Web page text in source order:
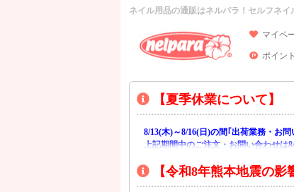
ネイル用品の通販はネルパラ！セルフネ
マイペ
ポイン
【夏季休業について】
8/13(木)～8/16(日)の間｢出荷業務・お
上記期間中のご注文・お問い合わせは
【令和8年熊本地震の影